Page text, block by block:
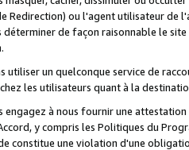
Redirection) ou l'agent utilisateur
déterminer de façon raisonnable le
utiliser un quelconque service de
les utilisateurs quant à la
engagez à nous fournir une
y compris les Politiques du
constitue une violation d'une